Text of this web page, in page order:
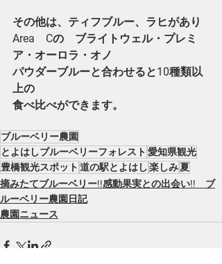
その他は、ティフブルー、ラヒがあり
Area　Cの　ブライトウェル・プレミ
ア・オーロラ・オノ
パウダーブルーと合わせると10種類以
上の
食べ比べができます。
ブルーベリー農園
とよはしブルーベリーフォレスト 愛知県観光
豊橋観光スポット 道の駅とよはし楽しみ夏
摘みたてブルーベリー!!感動果実との出会い!! ブ
ルーベリー農園日記
農園ニュース